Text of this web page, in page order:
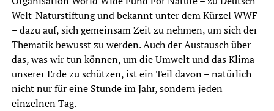
Welt-Naturstiftung und bekannt unter dem Kürzel WWF
– dazu auf, sich gemeinsam Zeit zu nehmen, um sich der
Thematik bewusst zu werden. Auch der Austausch über
das, was wir tun können, um die Umwelt und das Klima
unserer Erde zu schützen, ist ein Teil davon – natürlich
nicht nur für eine Stunde im Jahr, sondern jeden
einzelnen Tag.